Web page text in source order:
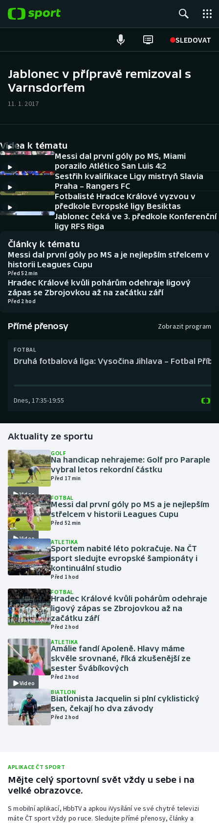
SLEDOVAT
Hokej
Cyklistika
DALŠÍ SPORTY
Americký fotbal
Baseball a softbal
Basketbal
Biatlon
Boby a skeleton
Box
Golf
Gymnastika
Házená
Jezdectví
Judo
Krasobruslení
Lyže a snowboard
Moderní pětiboj
Motorsport
Olympijské hry
Parasport
Plavání
Ragby
Rychlobruslení
Rychlostní kanoistika
NEPŘEHLÉDNĚTE
Historické návraty
Aplikace ČT sport
AZ kvíz
Jablonec v přípravě remizoval s
Varnsdorfem
11. 1. 2017
Videa k tématu
Messi dal první góly po MS, Miami
porazilo Atlético San Luis 4:2
Sestřih kvalifikace Ligy mistryň Slavia
Praha – Rangers FC
Fotbalisté Hradce Králové vyzvou v
předkole Evropské ligy Besiktas
Jablonec čeká ve 3. předkole Konferenční
ligy RFS Riga
Články k tématu
Messi dal první góly po MS a je nejlepším střelcem v
historii Leagues Cupu
Před 52 min
Hradec Králové kvůli pohárům odehraje ligový
zápas se Zbrojovkou až na začátku září
Před 2 hod
Přímé přenosy Zobrazit program
FOTBAL
Druhá fotbalová liga: Vysočina Jihlava – Fotbal
Dnes, 17:35-19:55
Aktuality ze sportu
Video
GOLF
Na handicap nehrajeme: Golf pro Paraple
vybral letos rekordní částku
Před 17 min
Video
FOTBAL
Messi dal první góly po MS a je nejlepším
střelcem v historii Leagues Cupu
Před 52 min
ATLETIKA
Sportem nabité léto pokračuje. Na ČT
sport sledujte evropské šampionáty i
kontinuální studio
Před 1 hod
FOTBAL
Hradec Králové kvůli pohárům odehraje
ligový zápas se Zbrojovkou až na
začátku září
Před 2 hod
Video
ATLETIKA
Amálie fandí Apoleně. Hlavy máme
skvěle srovnané, říká zkušenější ze
sester Švábíkových
Před 2 hod
BIATLON
Biatlonista Jacquelin si plní cyklistický
sen, čekají ho dva závody
Před 2 hod
APLIKACE ČT SPORT
Mějte celý sportovní svět vždy u sebe i na
velké obrazovce.
S mobilní aplikací, HbbTV a apkou iVysílání ve své chytré televizi
máte ČT sport vždy po ruce. Sledujte přímé přenosy, články a